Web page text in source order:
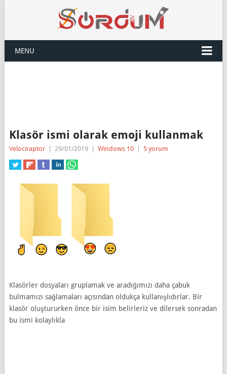
MENU
Klasör ismi olarak emoji kullanmak
Velociraptor 29/01/2019 Windows 10 5 yorum
Klasörler dosyaları gruplamak ve aradığımızı daha çabuk
bulmamızı sağlamaları açısından oldukça kullanışlıdırlar. Bir
klasör oluştururken önce bir isim belirleriz ve dilersek sonradan
bu ismi kolaylıkla